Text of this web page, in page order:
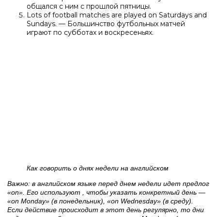
общался с ним с прошлой пятницы.
Lots of football matches are played on Saturdays and
Sundays. — Большинство футбольных матчей
играют по субботах и воскресеньях.
Как говорить о днях недели на английском
Важно: в английском языке перед днем недели идет предлог
«on». Его используют , чтобы указать конкретный день —
«on Monday» (в понедельник), «on Wednesday» (в среду).
Если действие происходит в этот день регулярно, то дни